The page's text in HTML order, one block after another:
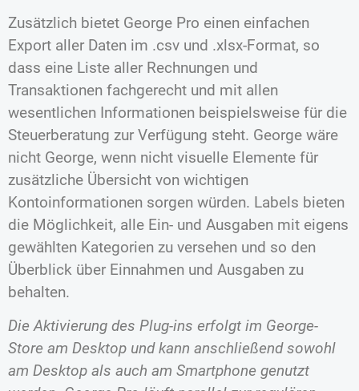
Zusätzlich bietet George Pro einen einfachen
Export aller Daten im .csv und .xlsx-Format, so
dass eine Liste aller Rechnungen und
Transaktionen fachgerecht und mit allen
wesentlichen Informationen beispielsweise für die
Steuerberatung zur Verfügung steht. George wäre
nicht George, wenn nicht visuelle Elemente für
zusätzliche Übersicht von wichtigen
Kontoinformationen sorgen würden. Labels bieten
die Möglichkeit, alle Ein- und Ausgaben mit eigens
gewählten Kategorien zu versehen und so den
Überblick über Einnahmen und Ausgaben zu
behalten.
Die Aktivierung des Plug-ins erfolgt im George-
Store am Desktop und kann anschließend sowohl
am Desktop als auch am Smartphone genutzt